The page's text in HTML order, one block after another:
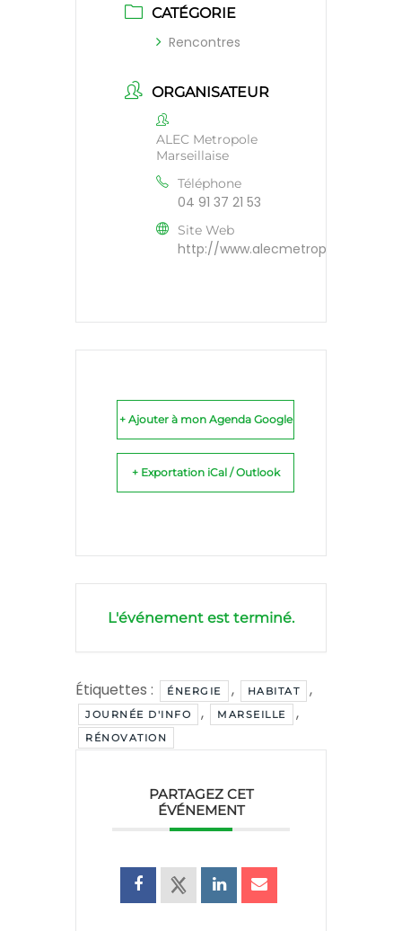
CATÉGORIE
Rencontres
ORGANISATEUR
ALEC Metropole
Marseillaise
Téléphone
04 91 37 21 53
Site Web
http://
+ Ajouter à mon Agenda Google
+ Exportation iCal / Outlook
L'événement est terminé.
Étiquettes : ÉNERGIE , HABITAT ,
JOURNÉE D'INFO , MARSEILLE ,
RÉNOVATION
PARTAGEZ CET
ÉVÉNEMENT